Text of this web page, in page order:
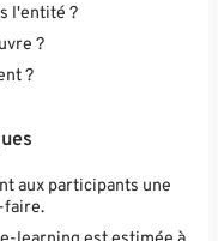
l'entité ?
?
?
aux participants une
faire.